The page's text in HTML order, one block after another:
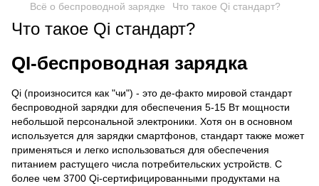
Всё о беспроводной зарядке Что такое Qi стандарт?
Что такое Qi стандарт?
QI-беспроводная зарядка
Qi (произносится как "чи") - это де-факто мировой стандарт
беспроводной зарядки для обеспечения 5-15 Вт мощности
небольшой персональной электроники. Хотя он в основном
используется для зарядки смартфонов, стандарт также может
применяться и легко использоваться для обеспечения
питанием растущего числа потребительских устройств. С
более чем 3700 Qi-сертифицированными продуктами на